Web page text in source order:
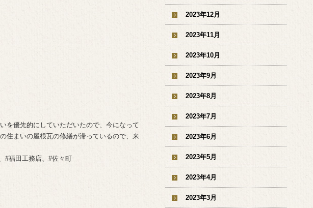
を優先的にしていただいたので、今になって
住まいの屋根瓦の修繕が滞っているので、来
#福田工務店、#佐々町
2023年12月
2023年11月
2023年10月
2023年9月
2023年8月
2023年7月
2023年6月
2023年5月
2023年4月
2023年3月